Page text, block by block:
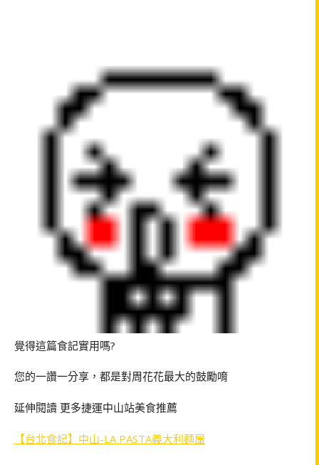
覺得這篇食記實用嗎?
您的一讚一分享，都是對周花花最大的鼓勵唷
延伸閱讀 更多捷運中山站美食推薦
【台北食記】中山-LA PASTA義大利麵屋